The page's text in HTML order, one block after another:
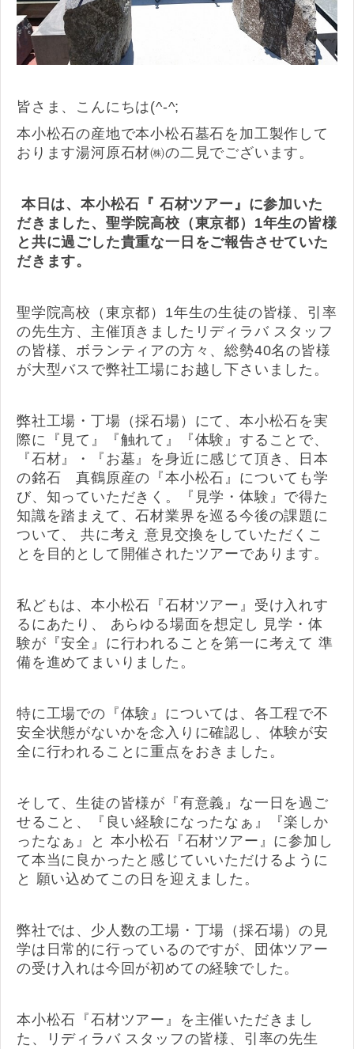
皆さま、こんにちは(^-^;
本小松石の産地で本小松石墓石を加工製作して
おります湯河原石材㈱の二見でございます。
本日は、本小松石『 石材ツアー』に参加いた
だきました、聖学院高校（東京都）1年生の皆様
と共に過ごした貴重な一日をご報告させていた
だきます。
聖学院高校（東京都）1年生の生徒の皆様、引率
の先生方、主催頂きましたリディラバ スタッフ
の皆様、ボランティアの方々、総勢40名の皆様
が大型バスで弊社工場にお越し下さいました。
弊社工場・丁場（採石場）にて、本小松石を実
際に『見て』『触れて』『体験』することで、
『石材』・『お墓』を身近に感じて頂き、日本
の銘石 真鶴原産の『本小松石』についても学
び、知っていただきく。『見学・体験』で得た
知識を踏まえて、石材業界を巡る今後の課題に
ついて、 共に考え 意見交換をしていただくこ
とを目的として開催されたツアーであります。
私どもは、本小松石『石材ツアー』受け入れす
るにあたり、 あらゆる場面を想定し 見学・体
験が『安全』に行われることを第一に考えて 準
備を進めてまいりました。
特に工場での『体験』については、各工程で不
安全状態がないかを念入りに確認し、体験が安
全に行われることに重点をおきました。
そして、生徒の皆様が『有意義』な一日を過ご
せること、『良い経験になったなぁ』『楽しか
ったなぁ』と 本小松石『石材ツアー』に参加し
て本当に良かったと感じていいただけるように
と 願い込めてこの日を迎えました。
弊社では、少人数の工場・丁場（採石場）の見
学は日常的に行っているのですが、団体ツアー
の受け入れは今回が初めての経験でした。
本小松石『石材ツアー』を主催いただきまし
た、リディラバ スタッフの皆様、引率の先生